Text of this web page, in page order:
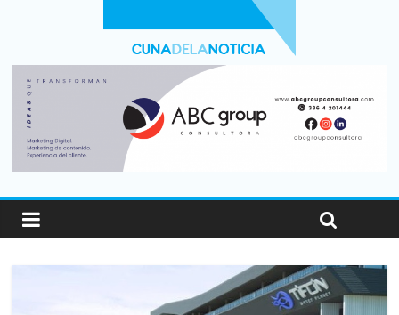
Vacaciones de invierno con más movimiento y consumo
turístico: 4,6 millones de personas viajaron por el país, un 5,9%